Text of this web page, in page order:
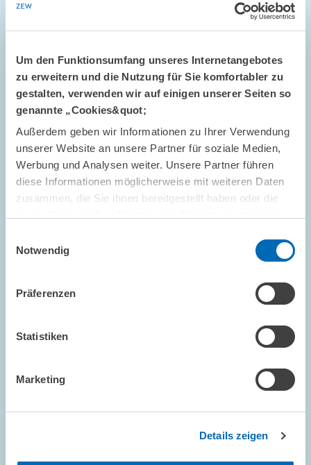
Um den Funktionsumfang unseres Internetangebotes
zu erweitern und die Nutzung für Sie komfortabler zu
gestalten, verwenden wir auf einigen unserer Seiten so
genannte „Cookies&quot;
Außerdem geben wir Informationen zu Ihrer Verwendung
unserer Website an unsere Partner für soziale Medien,
Werbung und Analysen weiter. Unsere Partner führen
diese Informationen möglicherweise mit weiteren Daten
zusammen, die Sie ihnen bereitgestellt haben oder die
Notwendig
Präferenzen
Statistiken
Marketing
Details zeigen
modernen Design und benutzerfreundlicherem Konzept online.
Besonderes Augenmerk galt dabei einer übersichtlichen
Darstellung der umfangreichen…
ZENTRALE DIENSTLEISTUNGEN
öffnet
in
vergrößerter
GÄSTE AM ZEW // 01.02.2017